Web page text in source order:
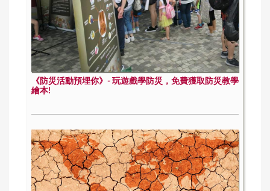
《防災活動預埋你》- 玩遊戲學防災，免費獲取防災教學
繪本!